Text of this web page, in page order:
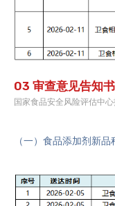
03 审查意见告知
国家食品安全风险评估中
（一）食品添加剂新